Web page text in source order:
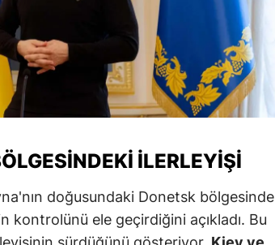
İLERLEYIŞI
doğusundaki Donetsk bölgesinde
kontrolünü ele geçirdiğini açıkladı. Bu